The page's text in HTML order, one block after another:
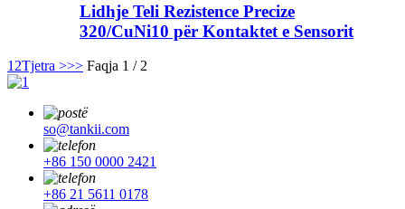
Lidhje Teli Rezistence Precize
320/CuNi10 për Kontaktet e Sensorit
1 2Tjetra >>> Faqja 1 / 2
so@tankii.com
+86 150 0000 2421
+86 21 5611 0178